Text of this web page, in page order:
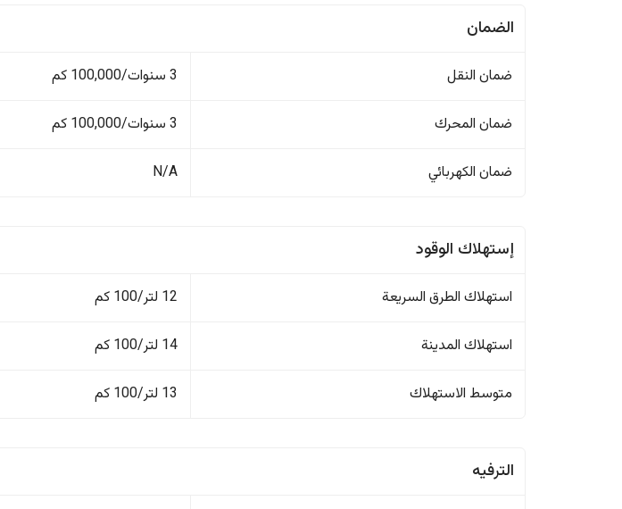
الضمان
ضمان النقل 3 سنوات/100,000 كم
ضمان المحرك 3 سنوات/100,000 كم
ضمان الكهربائي N/A
إستهلاك الوقود
استهلاك الطرق السريعة 12 لتر/100 كم
استهلاك المدينة 14 لتر/100 كم
متوسط الاستهلاك 13 لتر/100 كم
الترفيه